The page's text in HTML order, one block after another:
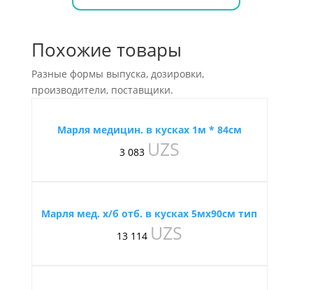
Похожие товары
Разные формы выпуска, дозировки,
производители, поставщики.
Марля медицин. в кусках 1м * 84см
3 083 UZS
Марля мед. х/б отб. в кусках 5мх90см тип
13 114 UZS